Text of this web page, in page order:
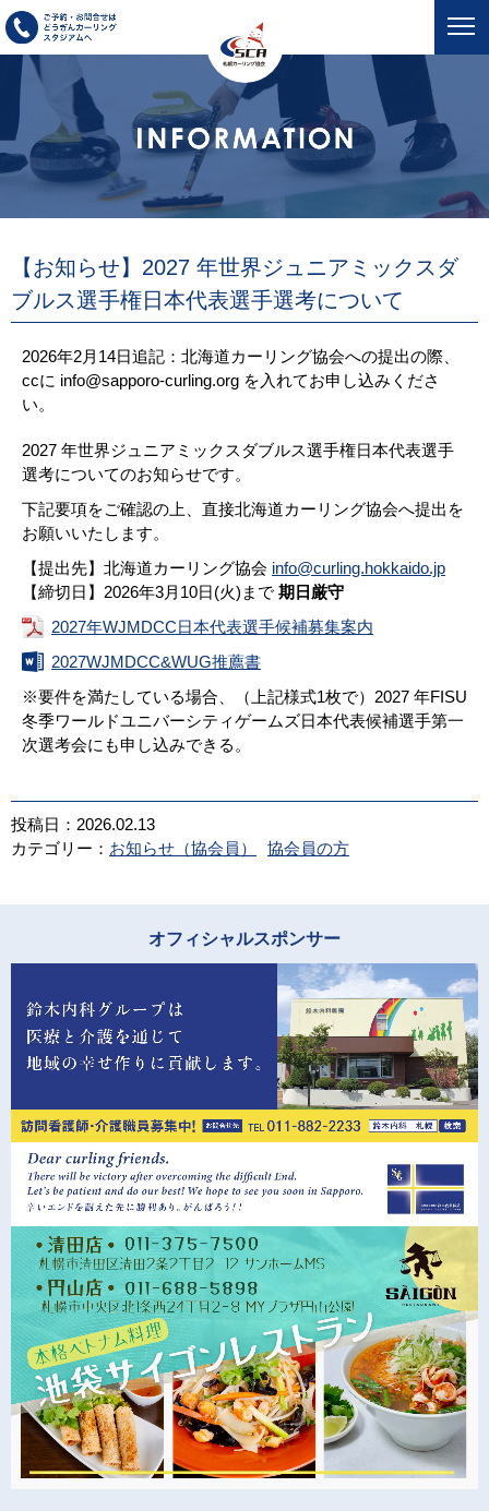
【お知らせ】2027 年世界ジュニアミックスダ
ブルス選手権日本代表選手選考について
2026年2月14日追記：北海道カーリング協会への提出の際、
ccに info@sapporo-curling.org を入れてお申し込みくださ
い。
2027 年世界ジュニアミックスダブルス選手権日本代表選手
選考についてのお知らせです。
下記要項をご確認の上、直接北海道カーリング協会へ提出を
お願いいたします。
【提出先】北海道カーリング協会 info@curling.hokkaido.jp
【締切日】2026年3月10日(火)まで 期日厳守
2027年WJMDCC日本代表選手候補募集案内
2027WJMDCC&WUG推薦書
※要件を満たしている場合、（上記様式1枚で）2027 年FISU
冬季ワールドユニバーシティゲームズ日本代表候補選手第一
次選考会にも申し込みできる。
投稿日：2026.02.13
カテゴリー： お知らせ（協会員） 協会員の方
オフィシャルスポンサー